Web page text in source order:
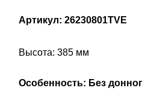
Артикул: 26230801TVE
Высота: 385 мм
Особенность: Без